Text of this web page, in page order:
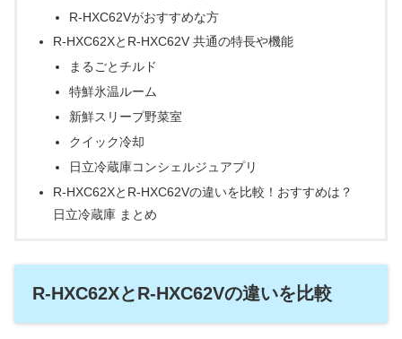
R-HXC62Vがおすすめな方
R-HXC62XとR-HXC62V 共通の特長や機能
まるごとチルド
特鮮氷温ルーム
新鮮スリープ野菜室
クイック冷却
日立冷蔵庫コンシェルジュアプリ
R-HXC62XとR-HXC62Vの違いを比較！おすすめは？
日立冷蔵庫 まとめ
R-HXC62XとR-HXC62Vの違いを比較